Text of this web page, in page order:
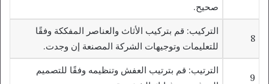
صحيح.
8
التركيب: قم بتركيب الأثاث والعناصر المفككة وفقًا
للتعليمات وتوجيهات الشركة المصنعة إن وجدت.
9
الترتيب: قم بترتيب العفش وتنظيمه وفقًا للتصميم